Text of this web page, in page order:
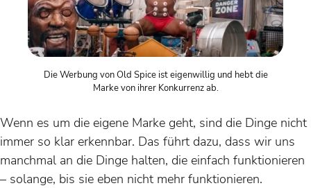
Die Werbung von Old Spice ist eigenwillig und hebt die
Marke von ihrer Konkurrenz ab.
Wenn es um die eigene Marke geht, sind die Dinge nicht
immer so klar erkennbar. Das führt dazu, dass wir uns
manchmal an die Dinge halten, die einfach funktionieren
– solange, bis sie eben nicht mehr funktionieren.